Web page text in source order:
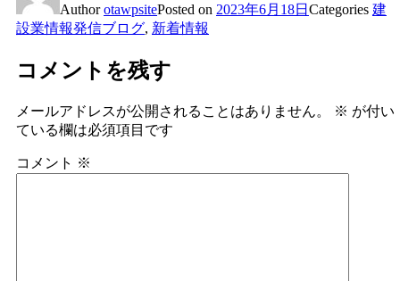
AuthorotawpsitePosted on 2023年6月18日 Categories 建
設業情報発信ブログ, 新着情報
コメントを残す
メールアドレスが公開されることはありません。 ※ が付い
ている欄は必須項目です
コメント ※